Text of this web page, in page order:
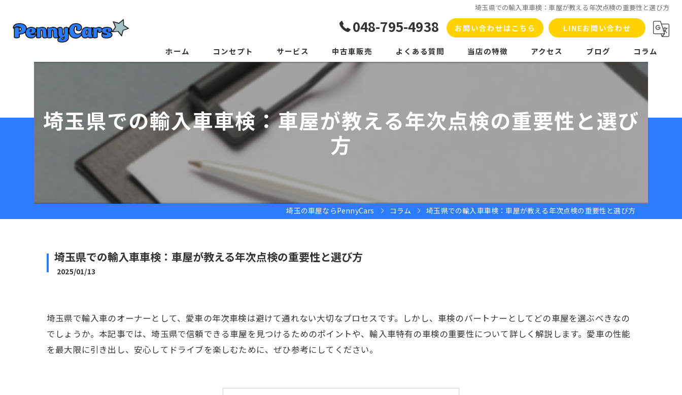
埼玉県での輸入車車検：車屋が教える年次点検の重要性と選び方
048-795-4938 お問い合わせはこちら LINEお問い合わせ
ホーム コンセプト サービス 中古車販売 よくある質問 当店の特徴
洗車
アクセス ブログ コラム
埼玉県での輸入車車検：車屋が教える年次点検の重要性と選び
方
埼玉の車屋ならPennyCars コラム 埼玉県での輸入車車検：車屋が教える年次点検の重要性と選び方
埼玉県での輸入車車検：車屋が教える年次点検の重要性と選び方
2025/01/13
埼玉県で輸入車のオーナーとして、愛車の年次車検は避けて通れない大切なプロセスです。しかし、車検のパートナーとしてどの車屋を選ぶべきなの
でしょうか。本記事では、埼玉県で信頼できる車屋を見つけるためのポイントや、輸入車特有の車検の重要性について詳しく解説します。愛車の性能
を最大限に引き出し、安心してドライブを楽しむために、ぜひ参考にしてください。